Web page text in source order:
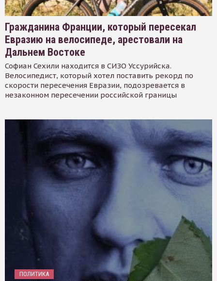
Гражданина Франции, который пересекал
Евразию на велосипеде, арестовали на
Дальнем Востоке
Софиан Сехили находится в СИЗО Уссурийска.
Велосипедист, который хотел поставить рекорд по
скорости пересечения Евразии, подозревается в
незаконном пересечении российской границы
ПОЛИТИКА